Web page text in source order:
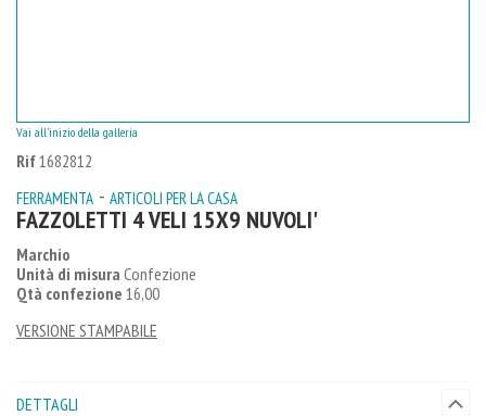
Rif1682812
FERRAMENTA - ARTICOLI PER LA CASA
FAZZOLETTI 4 VELI 15X9 NUVOLI'
Marchio
Unità di misura Confezione
Qtà confezione 16,00
VERSIONE STAMPABILE
Vai all'inizio della galleria
DETTAGLI